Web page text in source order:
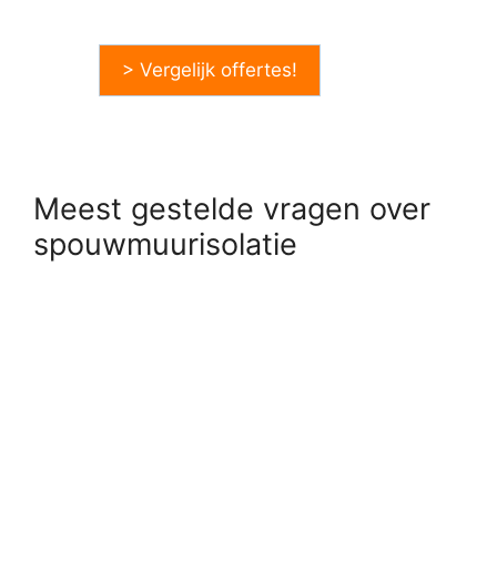
> Vergelijk offertes!
Meest gestelde vragen over
spouwmuurisolatie